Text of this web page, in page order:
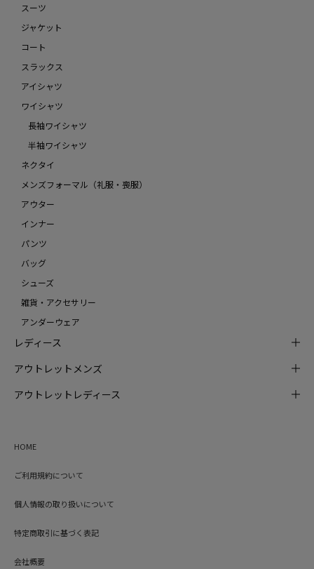
スーツ
ジャケット
コート
スラックス
アイシャツ
ワイシャツ
長袖ワイシャツ
半袖ワイシャツ
ネクタイ
メンズフォーマル（礼服・喪服）
アウター
インナー
パンツ
バッグ
シューズ
雑貨・アクセサリー
アンダーウェア
レディース
アウトレットメンズ
アウトレットレディース
HOME
ご利用規約について
個人情報の取り扱いについて
特定商取引に基づく表記
会社概要